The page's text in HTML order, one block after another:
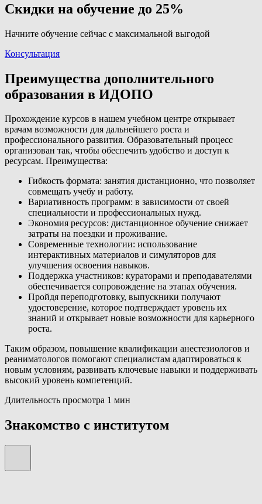
Скидки на обучение до 25%
Начните обучение сейчас с максимальной выгодой
Консультация
Преимущества дополнительного
образования в ИДОПО
Прохождение курсов в нашем учебном центре открывает
врачам возможности для дальнейшего роста и
профессионального развития. Образовательный процесс
организован так, чтобы обеспечить удобство и доступ к
ресурсам. Преимущества:
Гибкость формата: занятия дистанционно, что позволяет
совмещать учебу и работу.
Вариативность программ: в зависимости от своей
специальности и профессиональных нужд.
Экономия ресурсов: дистанционное обучение снижает
затраты на поездки и проживание.
Современные технологии: использование
интерактивных материалов и симуляторов для
улучшения освоения навыков.
Поддержка участников: кураторами и преподавателями
обеспечивается сопровождение на этапах обучения.
Пройдя переподготовку, выпускники получают
удостоверение, которое подтверждает уровень их
знаний и открывает новые возможности для карьерного
роста.
Таким образом, повышение квалификации анестезиологов и
реаниматологов помогают специалистам адаптироваться к
новым условиям, развивать ключевые навыки и поддерживать
высокий уровень компетенций.
Длительность просмотра 1 мин
Знакомство с институтом